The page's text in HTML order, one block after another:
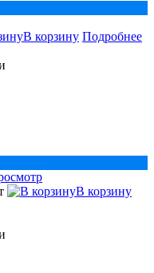
В корзину Подробнее
В корзину